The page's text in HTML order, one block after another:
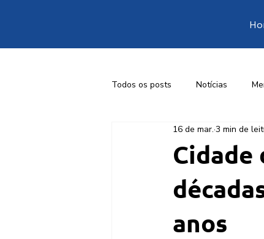
Todos os posts Notícias
1ª Conferência Livre de
Cidade
anos
16 de mar. 3 min de